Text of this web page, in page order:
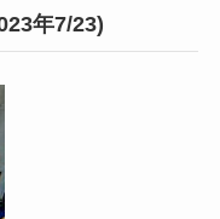
年7/23)